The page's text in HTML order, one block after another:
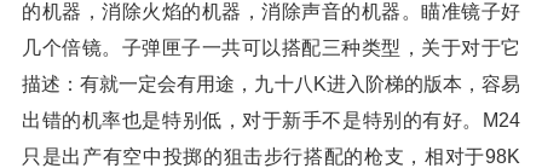
的机器，消除火焰的机器，消除声音的机器。瞄准镜子好
几个倍镜。子弹匣子一共可以搭配三种类型，关于对于它
描述：有就一定会有用途，九十八K进入阶梯的版本，容易
出错的机率也是特别低，对于新手不是特别的有好。M24
只是出产有空中投掷的狙击步行搭配的枪支，相对于98K